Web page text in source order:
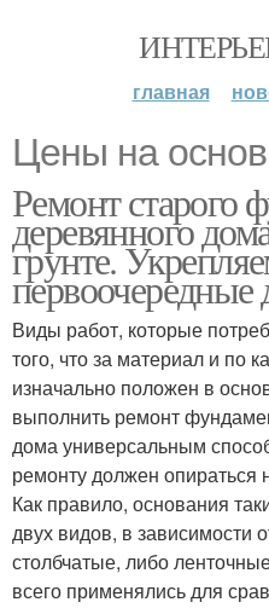
главная
Цены на
Ремонт старого
деревянного
грунте.
первоочередные
Виды работ, которые
того, что за материал и по
изначально положен в
выполнить ремонт
дома универсальным
ремонту должен опираться
Как правило, основания
двух видов, в
столбчатые, либо
всего применялись для